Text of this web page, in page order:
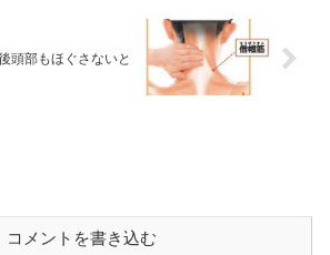
頭部もほぐさないと
コメントを書き込む